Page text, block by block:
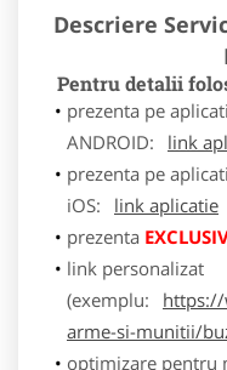
Descriere
Pentru detalii
prezenta pe
ANDROID:
link
prezenta pe
iOS:
link aplicatie
prezenta
link personalizat
(exemplu:
https://
arme-si-munitii/
optimizare pentru